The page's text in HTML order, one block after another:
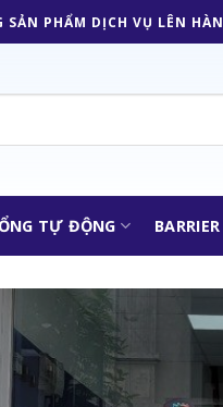
PHẨM DỊCH VỤ LÊN
TỰ ĐỘNG